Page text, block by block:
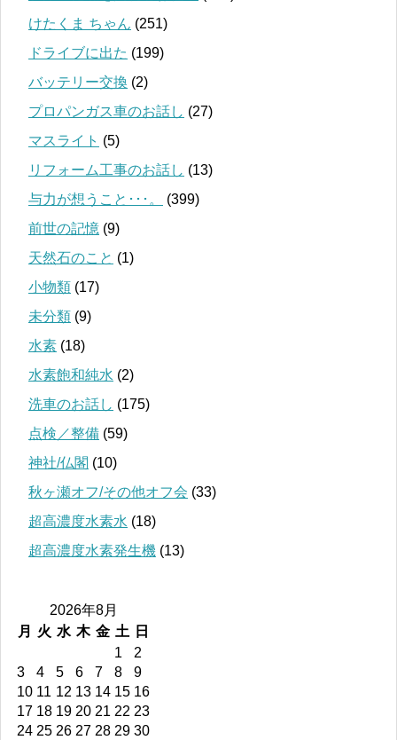
けたくま ちゃん (251)
ドライブに出た (199)
バッテリー交換 (2)
プロパンガス車のお話し (27)
マスライト (5)
リフォーム工事のお話し (13)
与力が想うこと･･･。
(399)
前世の記憶 (9)
天然石のこと (1)
小物類 (17)
未分類 (9)
水素 (18)
水素飽和純水 (2)
洗車のお話し (175)
点検／整備 (59)
神社/仏閣 (10)
秋ヶ瀬オフ/その他オフ会 (33)
超高濃度水素水 (18)
超高濃度水素発生機 (13)
2026年8月
月
火 水 木 金 土
日
1
2
3
4 5 6 7 8
9
10 11 12 13 14 15 16
17 18 19 20 21 22 23
24 25 26 27 28 29 30